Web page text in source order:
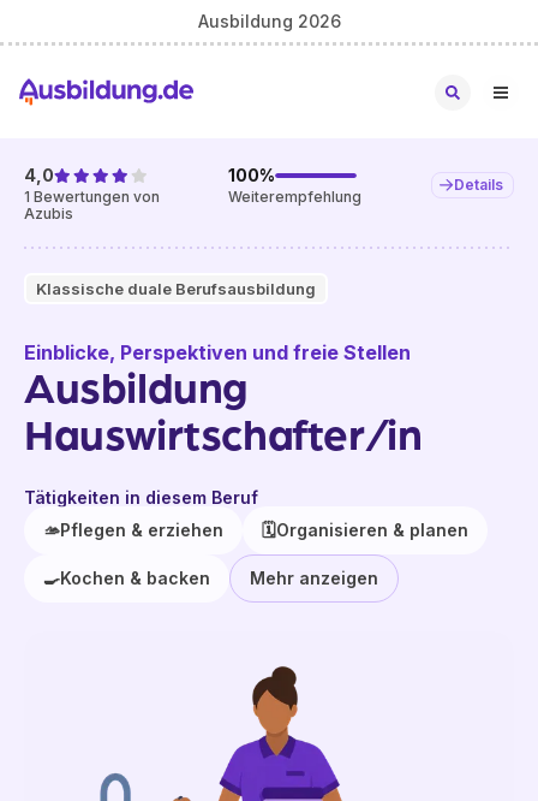
Ausbildung 2026
Klassische duale Berufsausbildung
4,0
1 Bewertungen von
Azubis
100%
Weiterempfehlung
Details
Einblicke, Perspektiven und freie Stellen
Ausbildung
Hauswirtschafter/in
Tätigkeiten in diesem Beruf
🫴Pflegen & erziehen 🗓️Organisieren & planen
🍳Kochen & backen Mehr anzeigen